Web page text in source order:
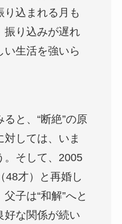
り込まれる月も
振り込みが遅れ
い生活を強いら
と、“断絶”の原
対しては、いま
。そして、2005
48才）と再婚し
子は“和解”へと
好な関係が続い